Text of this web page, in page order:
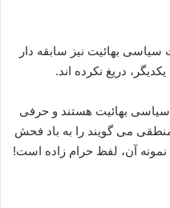
سیاسی بهائیت نیز سابقه دار
‌دریغ نکرده اند.
سیاسی بهائیت هستند و حرفی
می گویند را به باد فحش
آن، لفظ حرام زاده است!